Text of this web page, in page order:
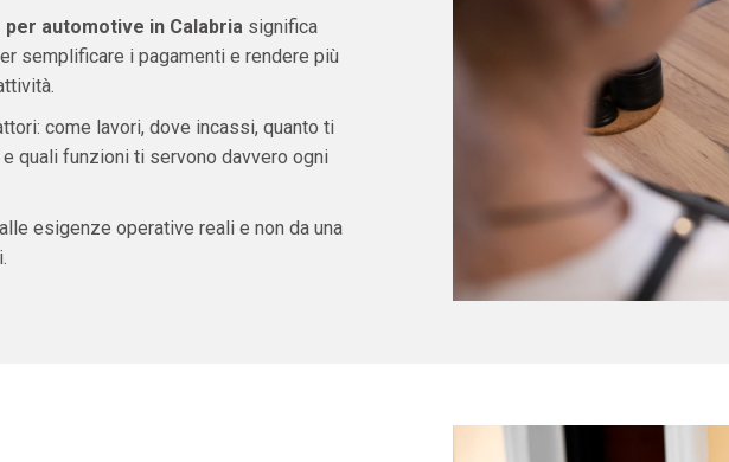
per automotive in Calabriasignifica
semplificare i pagamenti e rendere più
come lavori, dove incassi, quanto ti
quali funzioni ti servono davvero ogni
esigenze operative reali e non da una